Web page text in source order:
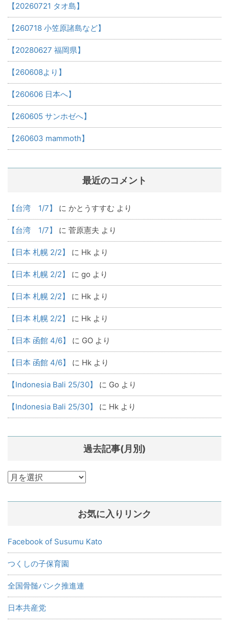
【20260721 タオ島】
【260718 小笠原諸島など】
【20280627 福岡県】
【260608より】
【260606 日本へ】
【260605 サンホゼへ】
【260603 mammoth】
最近のコメント
【台湾 1/7】 に かとうすすむ より
【台湾 1/7】 に 菅原憲夫 より
【日本 札幌 2/2】 に Hk より
【日本 札幌 2/2】 に go より
【日本 札幌 2/2】 に Hk より
【日本 札幌 2/2】 に Hk より
【日本 函館 4/6】 に GO より
【日本 函館 4/6】 に Hk より
【Indonesia Bali 25/30】 に Go より
【Indonesia Bali 25/30】 に Hk より
過去記事(月別)
過
記
別)
お気に入りリンク
Facebook of Susumu Kato
つくしの子保育園
全国骨髄バンク推進連
日本共産党